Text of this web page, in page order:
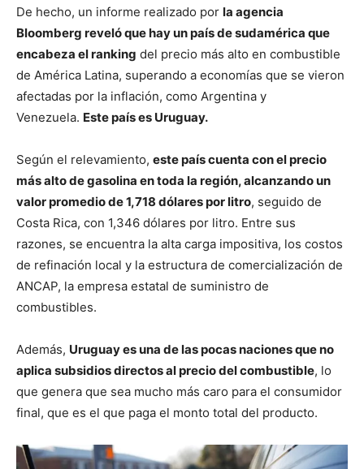
De hecho, un informe realizado por la agencia
Bloomberg reveló que hay un país de sudamérica que
encabeza el ranking del precio más alto en combustible
de América Latina, superando a economías que se vieron
afectadas por la inflación, como Argentina y
Venezuela. Este país es Uruguay.
Según el relevamiento, este país cuenta con el precio
más alto de gasolina en toda la región, alcanzando un
valor promedio de 1,718 dólares por litro, seguido de
Costa Rica, con 1,346 dólares por litro. Entre sus
razones, se encuentra la alta carga impositiva, los costos
de refinación local y la estructura de comercialización de
ANCAP, la empresa estatal de suministro de
combustibles.
Además, Uruguay es una de las pocas naciones que no
aplica subsidios directos al precio del combustible, lo
que genera que sea mucho más caro para el consumidor
final, que es el que paga el monto total del producto.